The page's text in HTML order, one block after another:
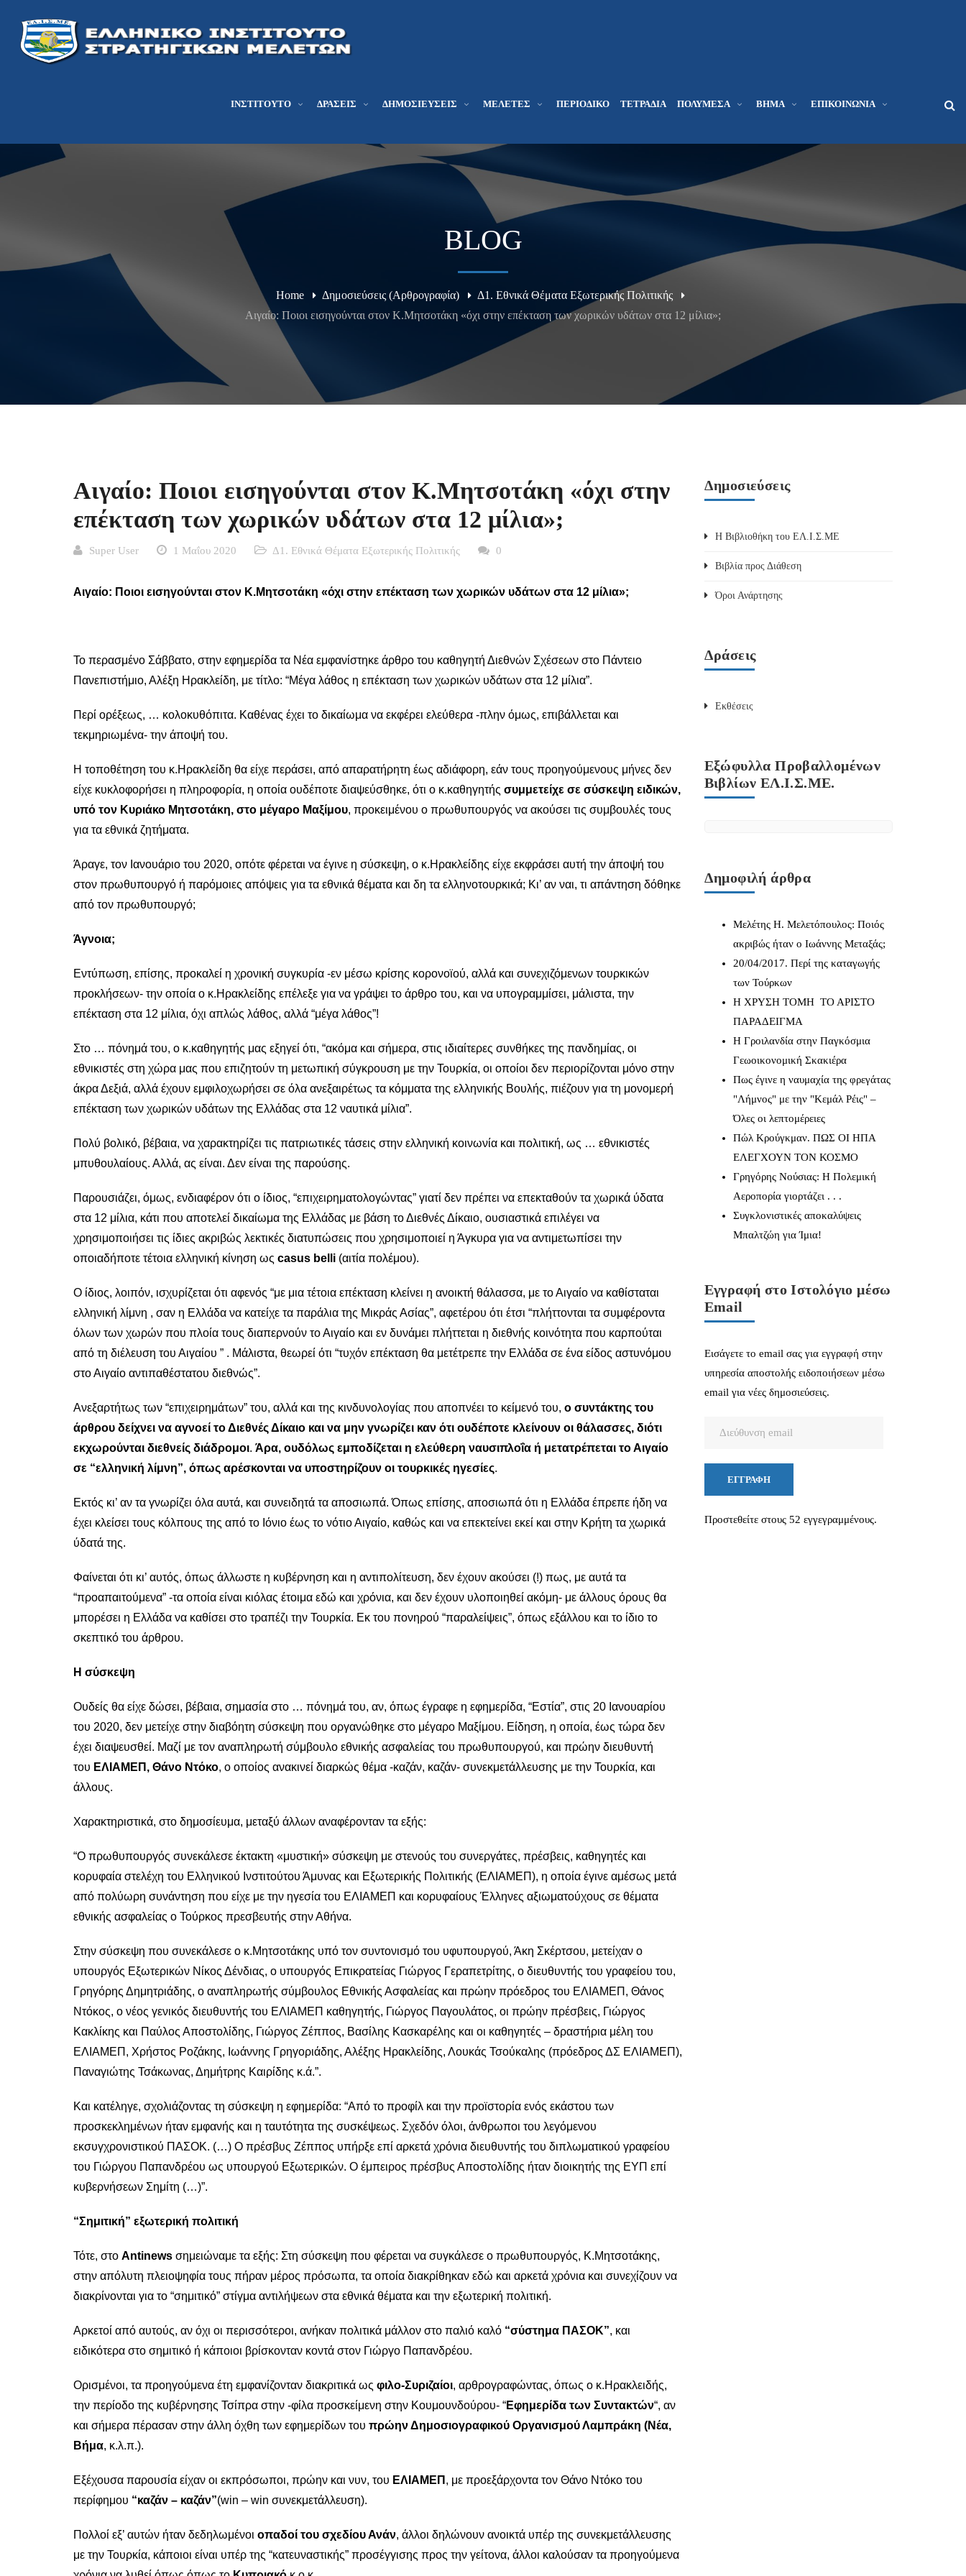
ΙΝΣΤΙΤΟΎΤΟ ΔΡΆΣΕΙΣ ΔΗΜΟΣΙΕΎΣΕΙΣ ΜΕΛΕΤΕΣ ΠΕΡΙΟΔΙΚΌ ΤΕΤΡΆΔΙΑ ΠΟΛΥΜΈΣΑ ΒΉΜΑ ΕΠΙΚΟΙΝΩΝΊΑ
BLOG
Home Δημοσιεύσεις (Αρθρογραφία)
Δ1. Εθνικά Θέματα Εξωτερικής Πολιτικής
Αιγαίο: Ποιοι εισηγούνται στον Κ.Μητσοτάκη «όχι στην επέκταση των χωρικών υδάτων στα 12 μίλια»;
Αιγαίο: Ποιοι εισηγούνται στον Κ.Μητσοτάκη «όχι στην
επέκταση των χωρικών υδάτων στα 12 μίλια»;
Super User 1 Μαΐου 2020 Δ1. Εθνικά Θέματα Εξωτερικής Πολιτικής 0
Αιγαίο: Ποιοι εισηγούνται στον Κ.Μητσοτάκη «όχι στην επέκταση των χωρικών υδάτων στα 12 μίλια»;
Το περασμένο Σάββατο, στην εφημερίδα τα Νέα εμφανίστηκε άρθρο του καθηγητή Διεθνών Σχέσεων στο Πάντειο
Πανεπιστήμιο, Αλέξη Ηρακλείδη, με τίτλο: “Μέγα λάθος η επέκταση των χωρικών υδάτων στα 12 μίλια”.
Περί ορέξεως, … κολοκυθόπιτα. Καθένας έχει το δικαίωμα να εκφέρει ελεύθερα -πλην όμως, επιβάλλεται και
τεκμηριωμένα- την άποψή του.
Η τοποθέτηση του κ.Ηρακλείδη θα είχε περάσει, από απαρατήρητη έως αδιάφορη, εάν τους προηγούμενους μήνες δεν
είχε κυκλοφορήσει η πληροφορία, η οποία ουδέποτε διαψεύσθηκε, ότι ο κ.καθηγητής συμμετείχε σε σύσκεψη ειδικών,
υπό τον Κυριάκο Μητσοτάκη, στο μέγαρο Μαξίμου, προκειμένου ο πρωθυπουργός να ακούσει τις συμβουλές τους
για τα εθνικά ζητήματα.
Άραγε, τον Ιανουάριο του 2020, οπότε φέρεται να έγινε η σύσκεψη, ο κ.Ηρακλείδης είχε εκφράσει αυτή την άποψή του
στον πρωθυπουργό ή παρόμοιες απόψεις για τα εθνικά θέματα και δη τα ελληνοτουρκικά; Κι’ αν ναι, τι απάντηση δόθηκε
από τον πρωθυπουργό;
Άγνοια;
Εντύπωση, επίσης, προκαλεί η χρονική συγκυρία -εν μέσω κρίσης κορονοϊού, αλλά και συνεχιζόμενων τουρκικών
προκλήσεων- την οποία ο κ.Ηρακλείδης επέλεξε για να γράψει το άρθρο του, και να υπογραμμίσει, μάλιστα, την
επέκταση στα 12 μίλια, όχι απλώς λάθος, αλλά “μέγα λάθος”!
Στο … πόνημά του, ο κ.καθηγητής μας εξηγεί ότι, “ακόμα και σήμερα, στις ιδιαίτερες συνθήκες της πανδημίας, οι
εθνικιστές στη χώρα μας που επιζητούν τη μετωπική σύγκρουση με την Τουρκία, οι οποίοι δεν περιορίζονται μόνο στην
άκρα Δεξιά, αλλά έχουν εμφιλοχωρήσει σε όλα ανεξαιρέτως τα κόμματα της ελληνικής Βουλής, πιέζουν για τη μονομερή
επέκταση των χωρικών υδάτων της Ελλάδας στα 12 ναυτικά μίλια”.
Πολύ βολικό, βέβαια, να χαρακτηρίζει τις πατριωτικές τάσεις στην ελληνική κοινωνία και πολιτική, ως … εθνικιστές
μπυθουλαίους. Αλλά, ας είναι. Δεν είναι της παρούσης.
Παρουσιάζει, όμως, ενδιαφέρον ότι ο ίδιος, “επιχειρηματολογώντας” γιατί δεν πρέπει να επεκταθούν τα χωρικά ύδατα
στα 12 μίλια, κάτι που αποτελεί δικαίωμα της Ελλάδας με βάση το Διεθνές Δίκαιο, ουσιαστικά επιλέγει να
χρησιμοποιήσει τις ίδιες ακριβώς λεκτικές διατυπώσεις που χρησιμοποιεί η Άγκυρα για να αντιμετωπίσει την
οποιαδήποτε τέτοια ελληνική κίνηση ως casus belli (αιτία πολέμου).
Ο ίδιος, λοιπόν, ισχυρίζεται ότι αφενός “με μια τέτοια επέκταση κλείνει η ανοικτή θάλασσα, με το Αιγαίο να καθίσταται
ελληνική λίμνη , σαν η Ελλάδα να κατείχε τα παράλια της Μικράς Ασίας”, αφετέρου ότι έτσι “πλήττονται τα συμφέροντα
όλων των χωρών που πλοία τους διαπερνούν το Αιγαίο και εν δυνάμει πλήττεται η διεθνής κοινότητα που καρπούται
από τη διέλευση του Αιγαίου ” . Μάλιστα, θεωρεί ότι “τυχόν επέκταση θα μετέτρεπε την Ελλάδα σε ένα είδος αστυνόμου
στο Αιγαίο αντιπαθέστατου διεθνώς”.
Ανεξαρτήτως των “επιχειρημάτων” του, αλλά και της κινδυνολογίας που αποπνέει το κείμενό του, ο συντάκτης του
άρθρου δείχνει να αγνοεί το Διεθνές Δίκαιο και να μην γνωρίζει καν ότι ουδέποτε κλείνουν οι θάλασσες, διότι
εκχωρούνται διεθνείς διάδρομοι. Άρα, ουδόλως εμποδίζεται η ελεύθερη ναυσιπλοΐα ή μετατρέπεται το Αιγαίο
σε “ελληνική λίμνη”, όπως αρέσκονται να υποστηρίζουν οι τουρκικές ηγεσίες.
Εκτός κι’ αν τα γνωρίζει όλα αυτά, και συνειδητά τα αποσιωπά. Όπως επίσης, αποσιωπά ότι η Ελλάδα έπρεπε ήδη να
έχει κλείσει τους κόλπους της από το Ιόνιο έως το νότιο Αιγαίο, καθώς και να επεκτείνει εκεί και στην Κρήτη τα χωρικά
ύδατά της.
Φαίνεται ότι κι’ αυτός, όπως άλλωστε η κυβέρνηση και η αντιπολίτευση, δεν έχουν ακούσει (!) πως, με αυτά τα
“προαπαιτούμενα” -τα οποία είναι κιόλας έτοιμα εδώ και χρόνια, και δεν έχουν υλοποιηθεί ακόμη- με άλλους όρους θα
μπορέσει η Ελλάδα να καθίσει στο τραπέζι την Τουρκία. Εκ του πονηρού “παραλείψεις”, όπως εξάλλου και το ίδιο το
σκεπτικό του άρθρου.
Η σύσκεψη
Ουδείς θα είχε δώσει, βέβαια, σημασία στο … πόνημά του, αν, όπως έγραφε η εφημερίδα, “Εστία”, στις 20 Ιανουαρίου
του 2020, δεν μετείχε στην διαβόητη σύσκεψη που οργανώθηκε στο μέγαρο Μαξίμου. Είδηση, η οποία, έως τώρα δεν
έχει διαψευσθεί. Μαζί με τον αναπληρωτή σύμβουλο εθνικής ασφαλείας του πρωθυπουργού, και πρώην διευθυντή
του ΕΛΙΑΜΕΠ, Θάνο Ντόκο, ο οποίος ανακινεί διαρκώς θέμα -καζάν, καζάν- συνεκμετάλλευσης με την Τουρκία, και
άλλους.
Χαρακτηριστικά, στο δημοσίευμα, μεταξύ άλλων αναφέρονταν τα εξής:
“Ο πρωθυπουργός συνεκάλεσε έκτακτη «μυστική» σύσκεψη με στενούς του συνεργάτες, πρέσβεις, καθηγητές και
κορυφαία στελέχη του Ελληνικού Ινστιτούτου Άμυνας και Εξωτερικής Πολιτικής (ΕΛΙΑΜΕΠ), η οποία έγινε αμέσως μετά
από πολύωρη συνάντηση που είχε με την ηγεσία του ΕΛΙΑΜΕΠ και κορυφαίους Έλληνες αξιωματούχους σε θέματα
εθνικής ασφαλείας ο Τούρκος πρεσβευτής στην Αθήνα.
Στην σύσκεψη που συνεκάλεσε ο κ.Μητσοτάκης υπό τον συντονισμό του υφυπουργού, Άκη Σκέρτσου, μετείχαν ο
υπουργός Εξωτερικών Νίκος Δένδιας, ο υπουργός Επικρατείας Γιώργος Γεραπετρίτης, ο διευθυντής του γραφείου του,
Γρηγόρης Δημητριάδης, ο αναπληρωτής σύμβουλος Εθνικής Ασφαλείας και πρώην πρόεδρος του ΕΛΙΑΜΕΠ, Θάνος
Ντόκος, ο νέος γενικός διευθυντής του ΕΛΙΑΜΕΠ καθηγητής, Γιώργος Παγουλάτος, οι πρώην πρέσβεις, Γιώργος
Κακλίκης και Παύλος Αποστολίδης, Γιώργος Ζέππος, Βασίλης Κασκαρέλης και οι καθηγητές – δραστήρια μέλη του
ΕΛΙΑΜΕΠ, Χρήστος Ροζάκης, Ιωάννης Γρηγοριάδης, Αλέξης Ηρακλείδης, Λουκάς Τσούκαλης (πρόεδρος ΔΣ ΕΛΙΑΜΕΠ),
Παναγιώτης Τσάκωνας, Δημήτρης Καιρίδης κ.ά.”.
Και κατέληγε, σχολιάζοντας τη σύσκεψη η εφημερίδα: “Από το προφίλ και την προϊστορία ενός εκάστου των
προσκεκλημένων ήταν εμφανής και η ταυτότητα της συσκέψεως. Σχεδόν όλοι, άνθρωποι του λεγόμενου
εκσυγχρονιστικού ΠΑΣΟΚ. (…) Ο πρέσβυς Ζέππος υπήρξε επί αρκετά χρόνια διευθυντής του διπλωματικού γραφείου
του Γιώργου Παπανδρέου ως υπουργού Εξωτερικών. Ο έμπειρος πρέσβυς Αποστολίδης ήταν διοικητής της ΕΥΠ επί
κυβερνήσεων Σημίτη (…)”.
“Σημιτική” εξωτερική πολιτική
Τότε, στο Antinews σημειώναμε τα εξής: Στη σύσκεψη που φέρεται να συγκάλεσε ο πρωθυπουργός, Κ.Μητσοτάκης,
στην απόλυτη πλειοψηφία τους πήραν μέρος πρόσωπα, τα οποία διακρίθηκαν εδώ και αρκετά χρόνια και συνεχίζουν να
διακρίνονται για το “σημιτικό” στίγμα αντιλήψεων στα εθνικά θέματα και την εξωτερική πολιτική.
Αρκετοί από αυτούς, αν όχι οι περισσότεροι, ανήκαν πολιτικά μάλλον στο παλιό καλό “σύστημα ΠΑΣΟΚ”, και
ειδικότερα στο σημιτικό ή κάποιοι βρίσκονταν κοντά στον Γιώργο Παπανδρέου.
Ορισμένοι, τα προηγούμενα έτη εμφανίζονταν διακριτικά ως φιλο-Συριζαίοι, αρθρογραφώντας, όπως ο κ.Ηρακλειδής,
την περίοδο της κυβέρνησης Τσίπρα στην -φίλα προσκείμενη στην Κουμουνδούρου- “Εφημερίδα των Συντακτών“, αν
και σήμερα πέρασαν στην άλλη όχθη των εφημερίδων του πρώην Δημοσιογραφικού Οργανισμού Λαμπράκη (Νέα,
Βήμα, κ.λ.π.).
Εξέχουσα παρουσία είχαν οι εκπρόσωποι, πρώην και νυν, του ΕΛΙΑΜΕΠ , με προεξάρχοντα τον Θάνο Ντόκο του
περίφημου “καζάν – καζάν”(win – win συνεκμετάλλευση).
Πολλοί εξ’ αυτών ήταν δεδηλωμένοι οπαδοί του σχεδίου Ανάν, άλλοι δηλώνουν ανοικτά υπέρ της συνεκμετάλλευσης
με την Τουρκία, κάποιοι είναι υπέρ της “κατευναστικής” προσέγγισης προς την γείτονα, άλλοι καλούσαν τα προηγούμενα
Δημοσιεύσεις
Η Βιβλιοθήκη του ΕΛ.Ι.Σ.ΜΕ
Βιβλία προς Διάθεση
Όροι Ανάρτησης
Δράσεις
Εκθέσεις
Εξώφυλλα Προβαλλομένων
Βιβλίων ΕΛ.Ι.Σ.ΜΕ.
Δημοφιλή άρθρα
Μελέτης Η. Μελετόπουλος: Ποιός
ακριβώς ήταν ο Ιωάννης Μεταξάς;
20/04/2017. Περί της καταγωγής
των Τούρκων
Η ΧΡΥΣΗ ΤΟΜΗ ΤΟ ΑΡΙΣΤΟ
ΠΑΡΑΔΕΙΓΜΑ
Η Γροιλανδία στην Παγκόσμια
Γεωοικονομική Σκακιέρα
Πως έγινε η ναυμαχία της φρεγάτας
"Λήμνος" με την "Κεμάλ Ρέις" –
Όλες οι λεπτομέρειες
Πώλ Κρούγκμαν. ΠΩΣ ΟΙ ΗΠΑ
ΕΛΕΓΧΟΥΝ ΤΟΝ ΚΟΣΜΟ
Γρηγόρης Νούσιας: Η Πολεμική
Αεροπορία γιορτάζει . . .
Συγκλονιστικές αποκαλύψεις
Μπαλτζώη για Ίμια!
Εγγραφή στο Ιστολόγιο μέσω
Email
Εισάγετε το email σας για εγγραφή στην
υπηρεσία αποστολής ειδοποιήσεων μέσω
email για νέες δημοσιεύσεις.
ΕΓΓΡΑΦΉ
Προστεθείτε στους 52 εγγεγραμμένους.